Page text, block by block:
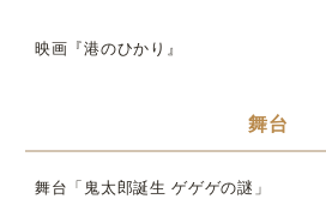
映画『港のひかり』
舞台
舞台「鬼太郎誕生 ゲゲゲの謎」